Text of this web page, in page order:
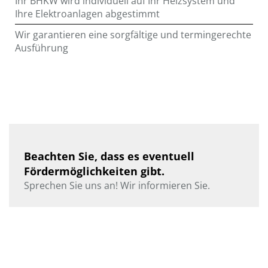
Ihre Elektroanlagen abgestimmt
Wir garantieren eine sorgfältige und termingerechte
Ausführung
Beachten Sie, dass es eventuell
Fördermöglichkeiten gibt.
Sprechen Sie uns an! Wir informieren Sie.​